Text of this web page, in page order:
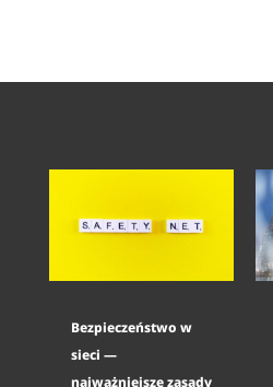
Bezpieczeństwo w
sieci —
najważniejsze zasady